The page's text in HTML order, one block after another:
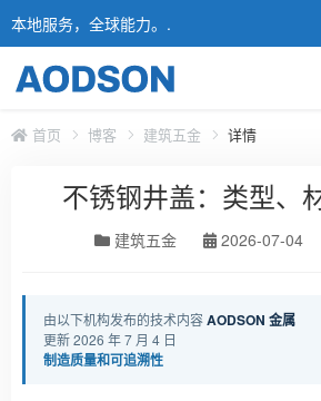
本地服务，全球能力。.
首页 博客 建筑五金 详情
不锈钢井盖：类型、
建筑五金 2026-07-04
由以下机构发布的技术内容AODSON 金属
更新 2026 年 7 月 4 日
制造质量和可追溯性